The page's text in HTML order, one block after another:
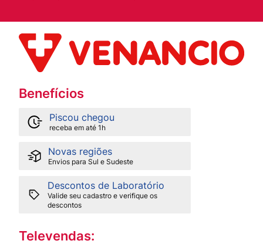
Benefícios
Piscou chegou
receba em até 1h
Novas regiões
Envios para Sul e Sudeste
Descontos de Laboratório
Valide seu cadastro e verifique os
descontos
Televendas: